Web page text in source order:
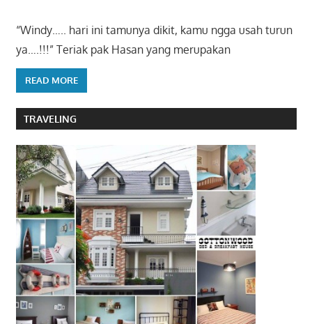
“Windy….. hari ini tamunya dikit, kamu ngga usah turun
ya….!!!” Teriak pak Hasan yang merupakan
READ MORE
TRAVELING